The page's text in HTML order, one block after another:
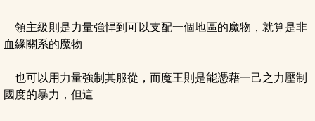
領主級則是力量強悍到可以支配一個地區的魔物，就算是非
血緣關系的魔物
也可以用力量強制其服從，而魔王則是能憑藉一己之力壓制
國度的暴力，但這